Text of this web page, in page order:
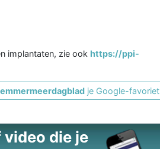
implantaten, zie ook https://ppi-
je Google-favoriet
die je